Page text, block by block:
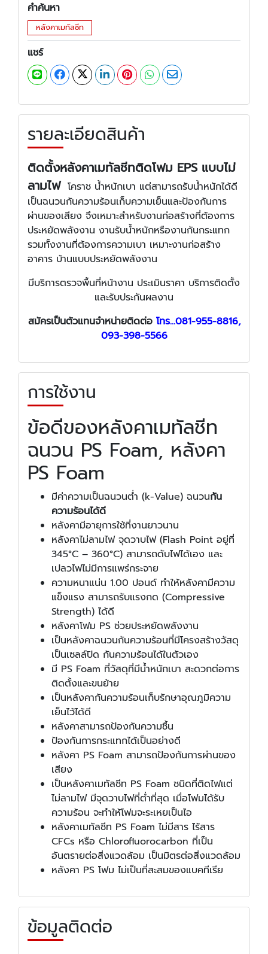
คำค้นหา
หลังคาเมทัลชีท
แชร์
รายละเอียดสินค้า
ติดตั้งหลังคาเมทัลชีทติดโฟม EPS แบบไม่
ลามไฟโคราช น้ำหนักเบา แต่สามารถรับน้ำหนักได้ดี
เป็นฉนวนกันความร้อนเก็บความเย็นและป้องกันการ
ผ่านของเสียง จึงเหมาะสำหรับงานก่อสร้างที่ต้องการ
ประหยัดพลังงาน งานรับน้ำหนักหรืองานกันกระแทก
รวมทั้งงานที่ต้องการความเบา เหมาะงานก่อสร้าง
อาคาร บ้านแบบประหยัดพลังงาน
มีบริการตรวจพื้นที่หน้างาน ประเมินราคา บริการติดตั้ง
และรับประกันผลงาน
สมัครเป็นตัวแทนจำหน่ายติดต่อ โทร...081-955-8816,
093-398-5566
การใช้งาน
ข้อดีของหลังคาเมทัลชีท
ฉนวน PS Foam, หลังคา
PS Foam
มีค่าความเป็นฉนวนต่ำ (k-Value) ฉนวนกัน
ความร้อนได้ดี
หลังคามีอายุการใช้ที่งานยาวนาน
หลังคาไม่ลามไฟ จุดวาบไฟ (Flash Point อยู่ที่
345°C – 360°C) สามารถดับไฟได้เอง และ
เปลวไฟไม่มีการแพร่กระจาย
ความหนาแน่น 1.00 ปอนด์ ทำให้หลังคามีความ
แข็งแรง สามารถรับแรงกด (Compressive
Strength) ได้ดี
หลังคาโฟม PS ช่วยประหยัดพลังงาน
เป็นหลังคาฉนวนกันความร้อนที่มีโครงสร้างวัสดุ
เป็นเซลล์ปิด กันความร้อนได้ในตัวเอง
มี PS Foam ที่วัสดุที่มีน้ำหนักเบา สะดวกต่อการ
ติดตั้งและขนย้าย
เป็นหลังคากันความร้อนเก็บรักษาอุณภูมิความ
เย็นไว้ได้ดี
หลังคาสามารถป้องกันความชื้น
ป้องกันการกระแทกได้เป็นอย่างดี
หลังคา PS Foam สามารถป้องกันการผ่านของ
เสียง
เป็นหลังคาเมทัลชีท PS Foam ชนิดที่ติดไฟแต่
ไม่ลามไฟ มีจุดวาบไฟที่ต่ำที่สุด เมื่อโฟมได้รับ
ความร้อน จะทำให้โฟมจะระเหยเป็นไอ
หลังคาเมทัลชีท PS Foam ไม่มีสาร ไร้สาร
CFCs หรือ Chlorofluorocarbon ที่เป็น
อันตรายต่อสิ่งแวดล้อม เป็นมิตรต่อสิ่งแวดล้อม
หลังคา PS โฟม ไม่เป็นที่สะสมของแบคทีเรีย
ข้อมูลติดต่อ